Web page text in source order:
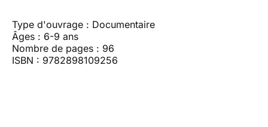
Type d'ouvrage : Documentaire
Âges : 6-9 ans
Nombre de pages : 96
ISBN : 9782898109256